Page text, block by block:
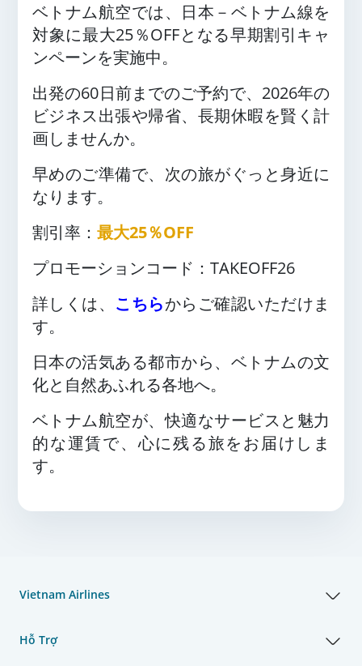
ベトナム航空では、日本－ベトナム線を
対象に最大25％OFFとなる早期割引キャ
ンペーンを実施中。
出発の60日前までのご予約で、2026年の
ビジネス出張や帰省、長期休暇を賢く計
画しませんか。
早めのご準備で、次の旅がぐっと身近に
なります。
割引率： 最大25％OFF
プロモーションコード：TAKEOFF26
詳しくは、 こちらからご確認いただけま
す。
日本の活気ある都市から、ベトナムの文
化と自然あふれる各地へ。
ベトナム航空が、快適なサービスと魅力
的な運賃で、心に残る旅をお届けしま
す。
Vietnam Airlines
Hỗ Trợ